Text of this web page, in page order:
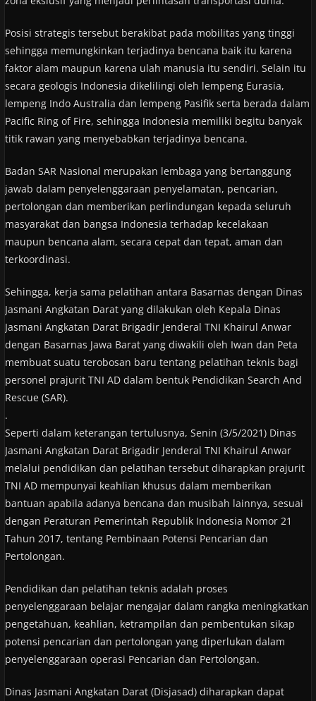
Posisi strategis tersebut berakibat pada mobilitas yang tinggi
sehingga memungkinkan terjadinya bencana baik itu karena
faktor alam maupun karena ulah manusia itu sendiri. Selain itu
secara geologis Indonesia dikelilingi oleh lempeng Eurasia,
lempeng Indo Australia dan lempeng Pasifik serta berada dalam
Pacific Ring of Fire, sehingga Indonesia memiliki begitu banyak
titik rawan yang menyebabkan terjadinya bencana.
Badan SAR Nasional merupakan lembaga yang bertanggung
jawab dalam penyelenggaraan penyelamatan, pencarian,
pertolongan dan memberikan perlindungan kepada seluruh
masyarakat dan bangsa Indonesia terhadap kecelakaan
maupun bencana alam, secara cepat dan tepat, aman dan
terkoordinasi.
Sehingga, kerja sama pelatihan antara Basarnas dengan Dinas
Jasmani Angkatan Darat yang dilakukan oleh Kepala Dinas
Jasmani Angkatan Darat Brigadir Jenderal TNI Khairul Anwar
dengan Basarnas Jawa Barat yang diwakili oleh Iwan dan Peta
membuat suatu terobosan baru tentang pelatihan teknis bagi
personel prajurit TNI AD dalam bentuk Pendidikan Search And
Rescue (SAR).
.
Seperti dalam keterangan tertulusnya, Senin (3/5/2021) Dinas
Jasmani Angkatan Darat Brigadir Jenderal TNI Khairul Anwar
melalui pendidikan dan pelatihan tersebut diharapkan prajurit
TNI AD mempunyai keahlian khusus dalam memberikan
bantuan apabila adanya bencana dan musibah lainnya, sesuai
dengan Peraturan Pemerintah Republik Indonesia Nomor 21
Tahun 2017, tentang Pembinaan Potensi Pencarian dan
Pertolongan.
Pendidikan dan pelatihan teknis adalah proses
penyelenggaraan belajar mengajar dalam rangka meningkatkan
pengetahuan, keahlian, ketrampilan dan pembentukan sikap
potensi pencarian dan pertolongan yang diperlukan dalam
penyelenggaraan operasi Pencarian dan Pertolongan.
Dinas Jasmani Angkatan Darat (Disjasad) diharapkan dapat